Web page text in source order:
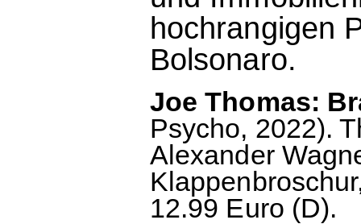
hochrangigen
Bolsonaro.
Joe Thomas:
Psycho, 2022).
Alexander
12.99 Euro (D).